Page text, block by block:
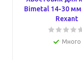
Bimetal 14-30 мм
Rexant
Много